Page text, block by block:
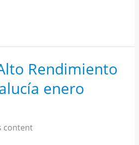
Rendimiento
enero
content